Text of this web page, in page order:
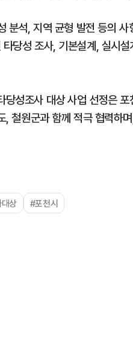
분석, 지역 균형 발전 등의
당성 조사, 기본설계, 실시
당성조사 대상 사업 선정은
, 철원군과 함께 적극 협력하
상 #포천시